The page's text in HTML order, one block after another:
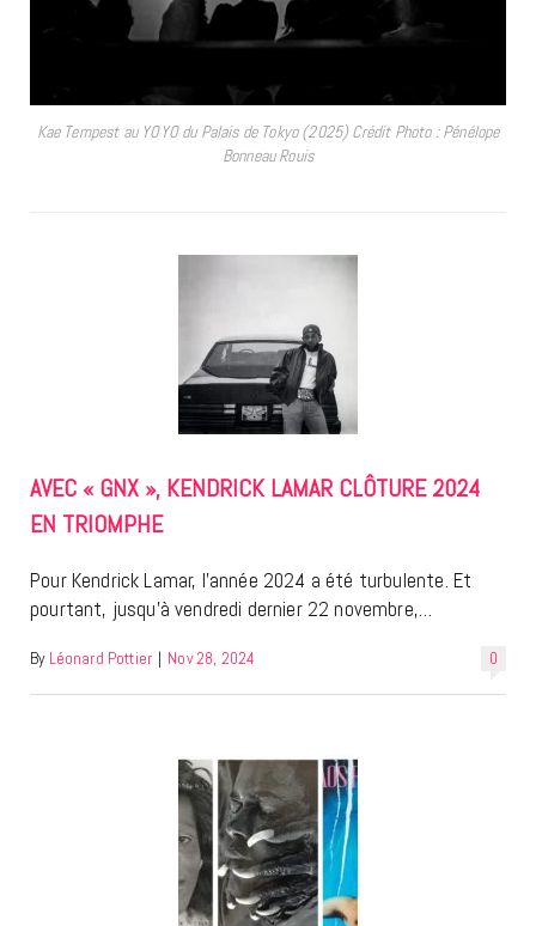
Kae Tempest au YOYO du Palais de Tokyo (2025) Crédit Photo : Pénélope
Bonneau Rouis
AVEC « GNX », KENDRICK LAMAR CLÔTURE 2024
EN TRIOMPHE
Pour Kendrick Lamar, l’année 2024 a été turbulente. Et
pourtant, jusqu’à vendredi dernier 22 novembre,…
0
By Léonard Pottier | Nov 28, 2024